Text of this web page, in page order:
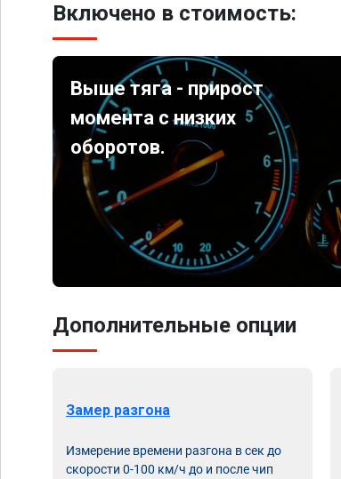
Включено в стоимость:
Выше тяга - прирост
момента с низких
оборотов.
Дополнительные опции
Замер разгона
Измерение времени разгона в сек до
скорости 0-100 км/ч до и после чип